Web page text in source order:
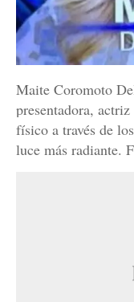
Maite Coromoto
presentadora,
físico a través de
luce más radiante.